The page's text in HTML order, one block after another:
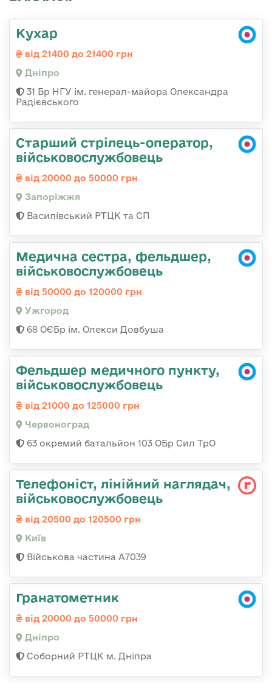
Кухар
від 21400 до 21400 грн
Дніпро
31 Бр НГУ ім. генерал-майора Олександра
Радієвського
Старший стрілець-оператор,
військовослужбовець
від 20000 до 50000 грн
Запоріжжя
Василівський РТЦК та СП
Медична сестра, фельдшер,
військовослужбовець
від 50000 до 120000 грн
Ужгород
68 ОЄБр ім. Олекси Довбуша
Фельдшер медичного пункту,
військовослужбовець
від 21000 до 125000 грн
Червоноград
63 окремий батальйон 103 ОБр Сил ТрО
Телефоніст, лінійний наглядач,
військовослужбовець
від 20500 до 120500 грн
Київ
Військова частина А7039
Гранатометник
від 20000 до 50000 грн
Дніпро
Соборний РТЦК м. Дніпра